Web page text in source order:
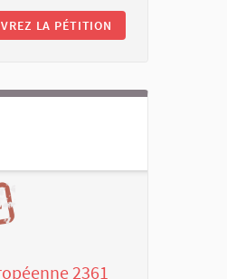
LA PÉTITION
2361